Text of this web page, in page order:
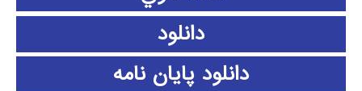
دانلود
دانلود پايان نامه